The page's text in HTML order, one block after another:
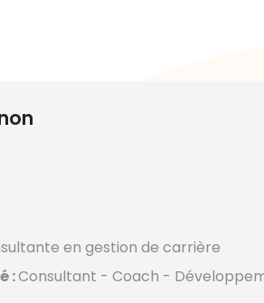
en gestion de carrière
:Consultant - Coach -